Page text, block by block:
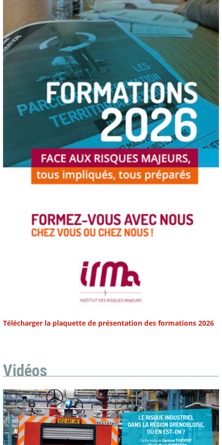
Télécharger la plaquette de présentation des formations 2026
Vidéos